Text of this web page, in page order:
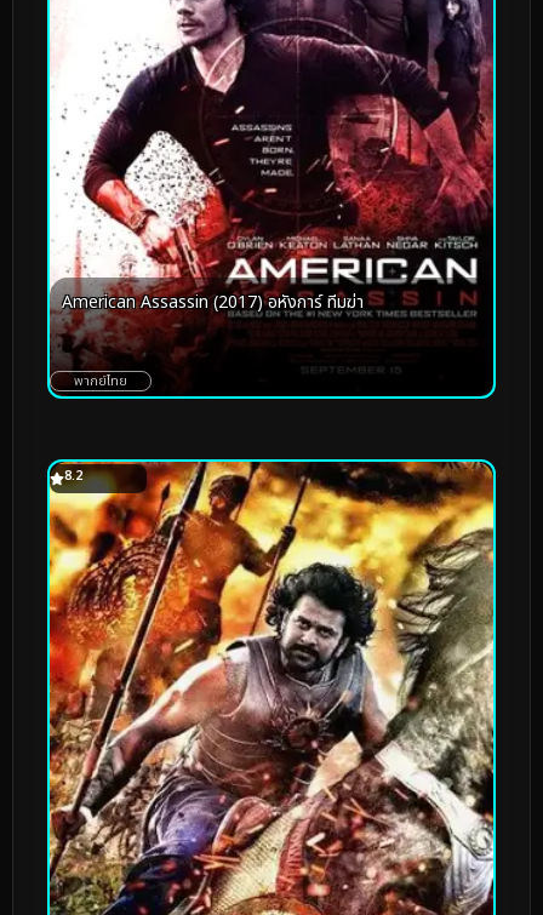
American Assassin (2017) อหังการ์ ทีมฆ่า
พากย์ไทย
8.2